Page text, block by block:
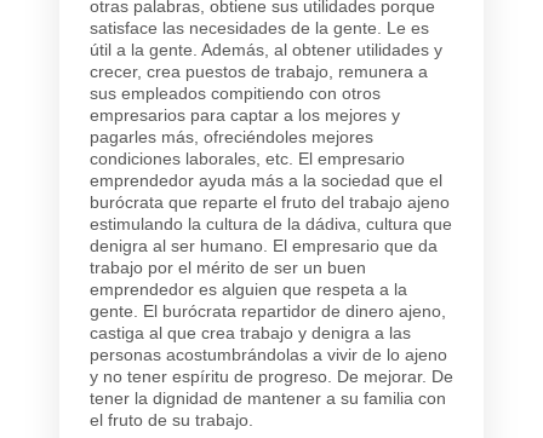
otras palabras, obtiene sus utilidades porque
satisface las necesidades de la gente. Le es
útil a la gente. Además, al obtener utilidades y
crecer, crea puestos de trabajo, remunera a
sus empleados compitiendo con otros
empresarios para captar a los mejores y
pagarles más, ofreciéndoles mejores
condiciones laborales, etc. El empresario
emprendedor ayuda más a la sociedad que el
burócrata que reparte el fruto del trabajo ajeno
estimulando la cultura de la dádiva, cultura que
denigra al ser humano. El empresario que da
trabajo por el mérito de ser un buen
emprendedor es alguien que respeta a la
gente. El burócrata repartidor de dinero ajeno,
castiga al que crea trabajo y denigra a las
personas acostumbrándolas a vivir de lo ajeno
y no tener espíritu de progreso. De mejorar. De
tener la dignidad de mantener a su familia con
el fruto de su trabajo.